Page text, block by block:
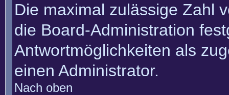
Die maximal zulässige Zahl
die Board-Administration
Antwortmöglichkeiten als
einen Administrator.
Nach oben